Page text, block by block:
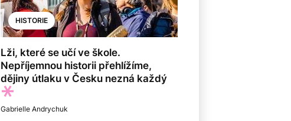
HISTORIE
Lži, které se učí ve škole.
Nepříjemnou historii přehlížíme,
dějiny útlaku v Česku nezná každý
Gabrielle Andrychuk